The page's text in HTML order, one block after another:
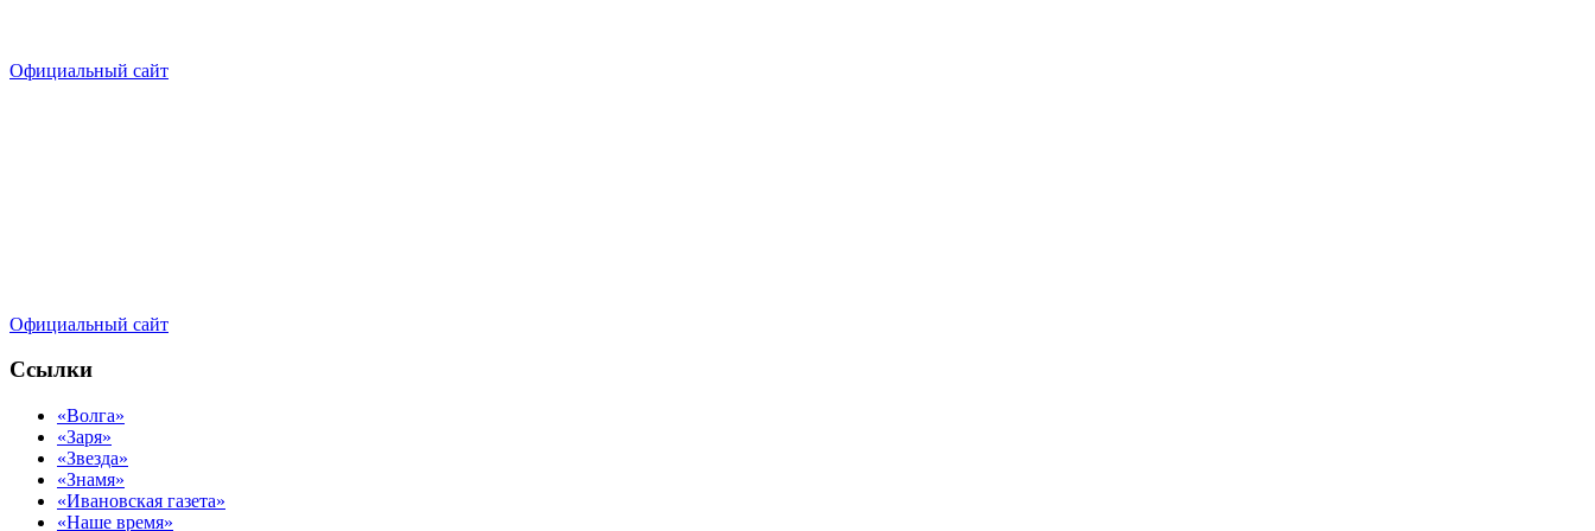
Официальный сайт
Официальный сайт
Ссылки
«Волга»
«Заря»
«Звезда»
«Знамя»
«Ивановская газета»
«Наше время»